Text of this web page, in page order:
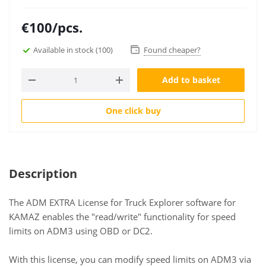
€100/pcs.
Available in stock (100) Found cheaper?
Add to basket
One click buy
Description
The ADM EXTRA License for Truck Explorer software for
KAMAZ enables the "read/write" functionality for speed
limits on ADM3 using OBD or DC2.
With this license, you can modify speed limits on ADM3 via